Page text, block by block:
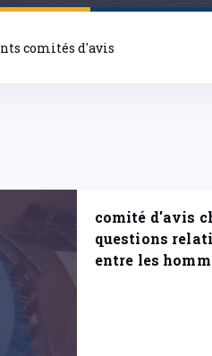
comités d'avis
comité d'avis
questions
entre les